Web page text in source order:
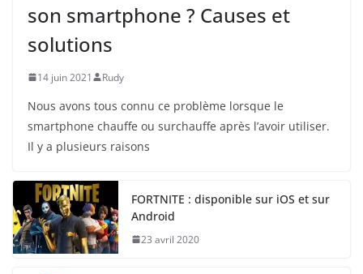
son smartphone ? Causes et
solutions
14 juin 2021 Rudy
Nous avons tous connu ce problème lorsque le
smartphone chauffe ou surchauffe après l’avoir utiliser.
Il y a plusieurs raisons
FORTNITE : disponible sur iOS et sur
Android
23 avril 2020